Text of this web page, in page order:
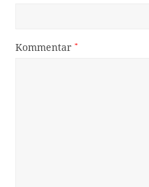
Kommentar*